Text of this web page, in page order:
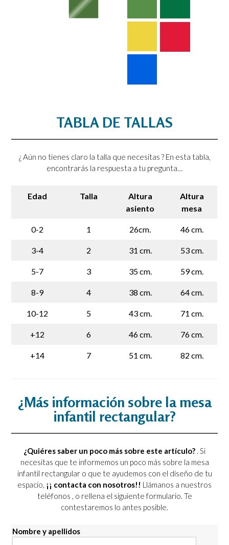
TABLA DE TALLAS
¿ Aún no tienes claro la talla que necesitas ? En esta tabla,
encontrarás la respuesta a tu pregunta…
Edad Talla
Altura
asiento
Altura
mesa
0-2 1 26cm. 46 cm.
3-4 2 31 cm. 53 cm.
5-7 3 35 cm. 59 cm.
8-9 4 38 cm. 64 cm.
10-12 5 43 cm. 71 cm.
+12 6 46 cm. 76 cm.
+14 7 51 cm. 82 cm.
¿Más información sobre la mesa
infantil rectangular?
¿Quiéres saber un poco más sobre este artículo? . Si
necesitas que te informemos un poco más sobre la mesa
infantil rectangular o que te ayudemos con el diseño de tu
espacio, ¡¡ contacta con nosotros!! Llámanos a nuestros
teléfonos , o rellena el siguiente formulario. Te
contestaremos lo antes posible.
Nombre y apellidos